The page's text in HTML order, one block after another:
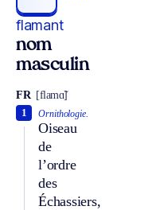
flamant
nom
masculin
FR [flamɑ̃]
Ornithologie.
Oiseau
de
l’ordre
des
Échassiers,
1